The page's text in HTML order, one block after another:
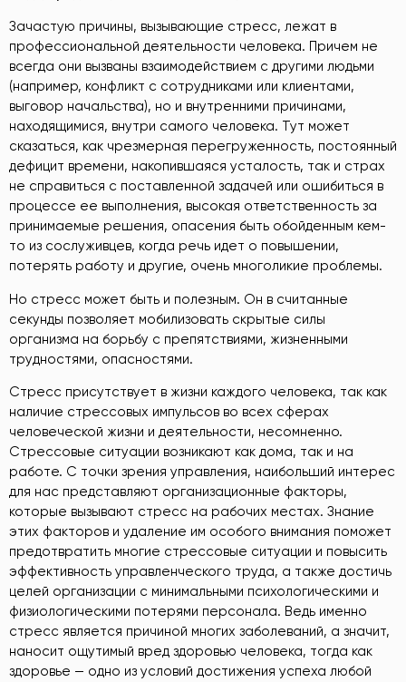
Зачастую причины, вызывающие стресс, лежат в
профессиональной деятельности человека. Причем не
всегда они вызваны взаимодействием с другими людьми
(например, конфликт с сотрудниками или клиентами,
выговор начальства), но и внутренними причинами,
находящимися, внутри самого человека. Тут может
сказаться, как чрезмерная перегруженность, постоянный
дефицит времени, накопившаяся усталость, так и страх
не справиться с поставленной задачей или ошибиться в
процессе ее выполнения, высокая ответственность за
принимаемые решения, опасения быть обойденным кем-
то из сослуживцев, когда речь идет о повышении,
потерять работу и другие, очень многоликие проблемы.
Но стресс может быть и полезным. Он в считанные
секунды позволяет мобилизовать скрытые силы
организма на борьбу с препятствиями, жизненными
трудностями, опасностями.
Стресс присутствует в жизни каждого человека, так как
наличие стрессовых импульсов во всех сферах
человеческой жизни и деятельности, несомненно.
Стрессовые ситуации возникают как дома, так и на
работе. С точки зрения управления, наибольший интерес
для нас представляют организационные факторы,
которые вызывают стресс на рабочих местах. Знание
этих факторов и удаление им особого внимания поможет
предотвратить многие стрессовые ситуации и повысить
эффективность управленческого труда, а также достичь
целей организации с минимальными психологическими и
физиологическими потерями персонала. Ведь именно
стресс является причиной многих заболеваний, а значит,
наносит ощутимый вред здоровью человека, тогда как
здоровье — одно из условий достижения успеха любой